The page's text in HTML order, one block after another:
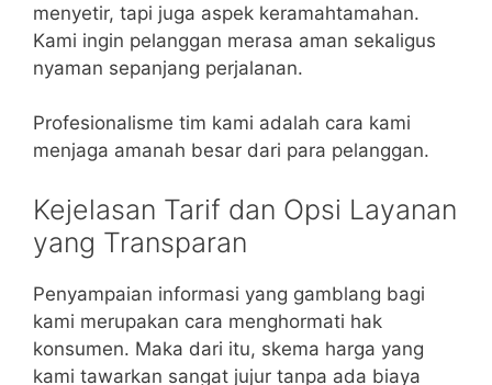
menyetir, tapi juga aspek keramahtamahan.
Kami ingin pelanggan merasa aman sekaligus
nyaman sepanjang perjalanan.
Profesionalisme tim kami adalah cara kami
menjaga amanah besar dari para pelanggan.
Kejelasan Tarif dan Opsi Layanan
yang Transparan
Penyampaian informasi yang gamblang bagi
kami merupakan cara menghormati hak
konsumen. Maka dari itu, skema harga yang
kami tawarkan sangat jujur tanpa ada biaya